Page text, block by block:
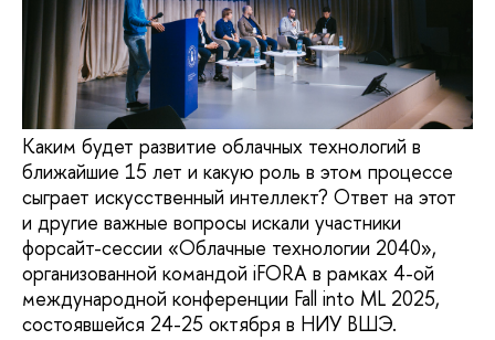
Каким будет развитие облачных технологий в
ближайшие 15 лет и какую роль в этом процессе
сыграет искусственный интеллект? Ответ на этот
и другие важные вопросы искали участники
форсайт-сессии «Облачные технологии 2040»,
организованной командой iFORA в рамках 4-ой
международной конференции Fall into ML 2025,
состоявшейся 24-25 октября в НИУ ВШЭ.